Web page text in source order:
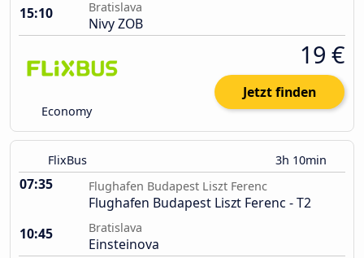
15:10
Bratislava
Nivy ZOB
Economy
19 €
Jetzt finden
FlixBus 3h 10min
07:35 Flughafen Budapest Liszt Ferenc
Flughafen Budapest Liszt Ferenc - T2
10:45
Bratislava
Einsteinova